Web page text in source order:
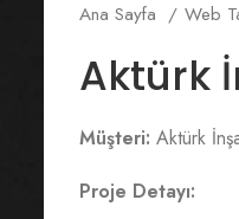
Ana Sayfa Web
Aktürk
Müşteri: Aktürk
Proje Detayı: